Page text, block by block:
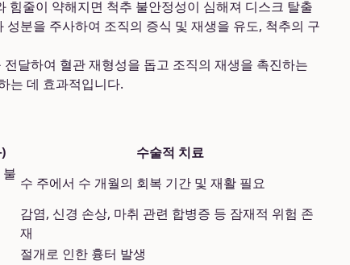
힘줄이 약해지면 척추 불안정성이 심해져 디스크 탈출
분을 주사하여 조직의 증식 및 재생을 유도, 척추의 구
달하여 혈관 재형성을 돕고 조직의 재생을 촉진하는
는 데 효과적입니다.
수술적 치료
수 주에서 수 개월의 회복 기간 및 재활 필요
감염, 신경 손상, 마취 관련 합병증 등 잠재적 위험 존
재
절개로 인한 흉터 발생